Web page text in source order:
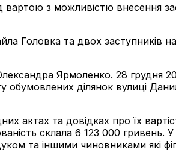
вартою з можливістю внесення
Головка та двох заступників
Ярмоленко. 28 грудня
ділянок вулиці
актах та довідках про їх
склала 6 123 000 гривень.
та іншими чиновниками які